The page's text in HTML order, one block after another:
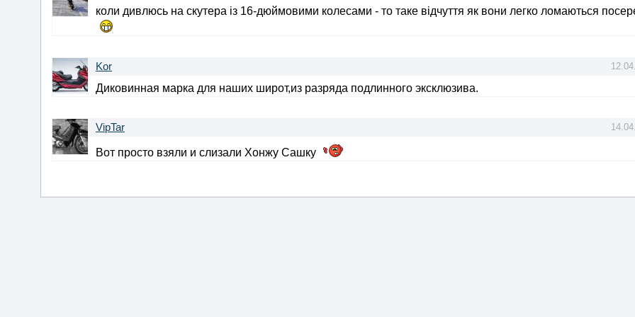
коли дивлюсь на скутера із 16-дюймовими колесами - то таке відчуття як вони легко ломаються
Kor
Диковинная марка для наших широт,из разряда подлинного эксклюзива.
VipTar
Вот просто взяли и слизали Хонжу Сашку